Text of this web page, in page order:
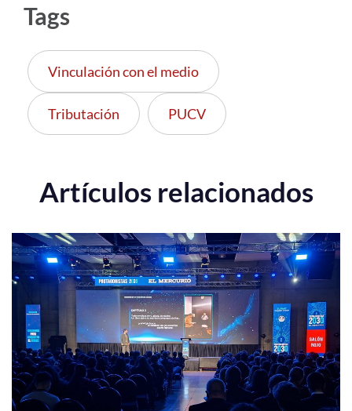
Tags
Vinculación con el medio
Tributación PUCV
Artículos relacionados